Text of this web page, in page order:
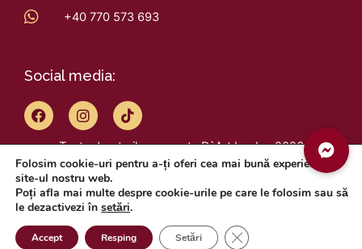
+40 770 573 693
Social media:
F
a
c
e
b
o
o
k
I
n
s
t
a
g
r
a
m
T
i
k
t
o
Toate drepturile rezervate D`Art Imob – 2026
Design by
Folosim cookie-uri pentru a-ți oferi cea mai bună experiență pe
site-ul nostru web.
Poți afla mai multe despre cookie-urile pe care le folosim sau să
le dezactivezi în setări.
Accept Resping Setări Close GDPR Cookie